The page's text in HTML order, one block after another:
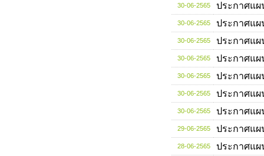
30-06-2565 ประกาศแผ
30-06-2565 ประกาศแผ
30-06-2565 ประกาศแผ
30-06-2565 ประกาศแผ
30-06-2565 ประกาศแผ
30-06-2565 ประกาศแผ
30-06-2565 ประกาศแผ
29-06-2565 ประกาศแผ
28-06-2565 ประกาศแผ